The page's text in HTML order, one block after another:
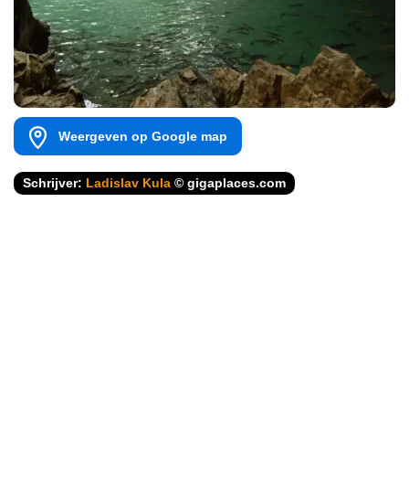
Weergeven op Google map
Schrijver: Ladislav Kula © gigaplaces.com